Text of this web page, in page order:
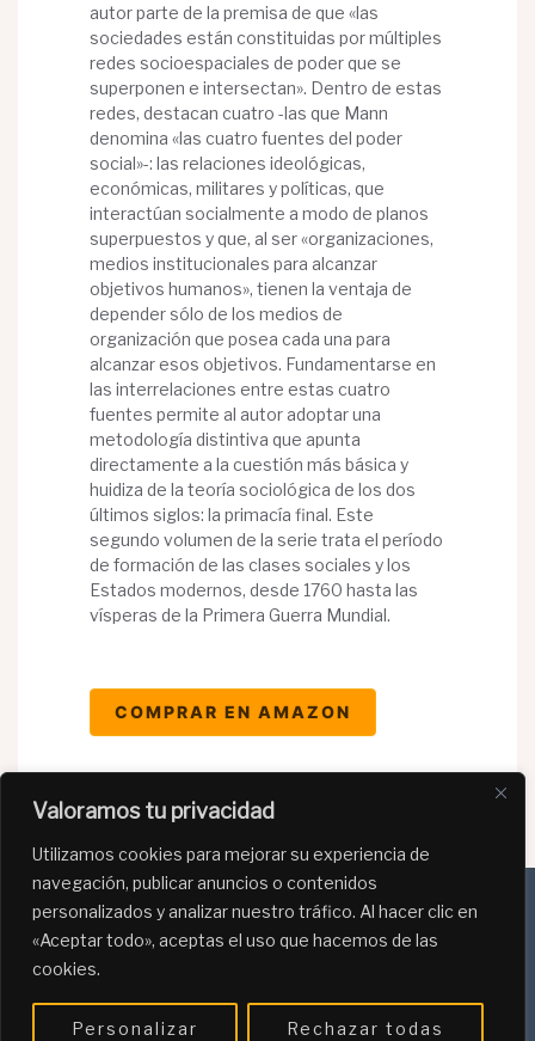
Valoramos tu privacidad
Utilizamos cookies para mejorar su experiencia de
navegación, publicar anuncios o contenidos
personalizados y analizar nuestro tráfico. Al hacer clic en
«Aceptar todo», aceptas el uso que hacemos de las
cookies.
Personalizar Rechazar todas
autor parte de la premisa de que «las
sociedades están constituidas por múltiples
redes socioespaciales de poder que se
superponen e intersectan». Dentro de estas
redes, destacan cuatro -las que Mann
denomina «las cuatro fuentes del poder
social»-: las relaciones ideológicas,
económicas, militares y políticas, que
interactúan socialmente a modo de planos
superpuestos y que, al ser «organizaciones,
medios institucionales para alcanzar
objetivos humanos», tienen la ventaja de
depender sólo de los medios de
organización que posea cada una para
alcanzar esos objetivos. Fundamentarse en
las interrelaciones entre estas cuatro
fuentes permite al autor adoptar una
metodología distintiva que apunta
directamente a la cuestión más básica y
huidiza de la teoría sociológica de los dos
últimos siglos: la primacía final. Este
segundo volumen de la serie trata el período
de formación de las clases sociales y los
Estados modernos, desde 1760 hasta las
vísperas de la Primera Guerra Mundial.
COMPRAR EN AMAZON
Política de Privacidad
Programa de afiliación de Amazon